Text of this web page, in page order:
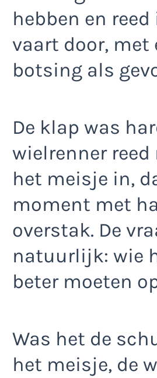
hebben en
vaart door, met
botsing als
De klap was
wielrenner reed
het meisje in,
moment met
overstak. De
natuurlijk: wie
beter moeten
Was het de
het meisje, de